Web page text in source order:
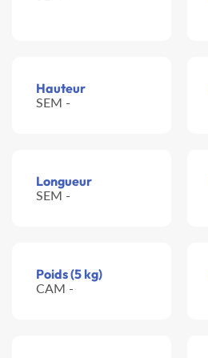
Hauteur
SEM -
Longueur
SEM -
Poids (5 kg)
CAM -